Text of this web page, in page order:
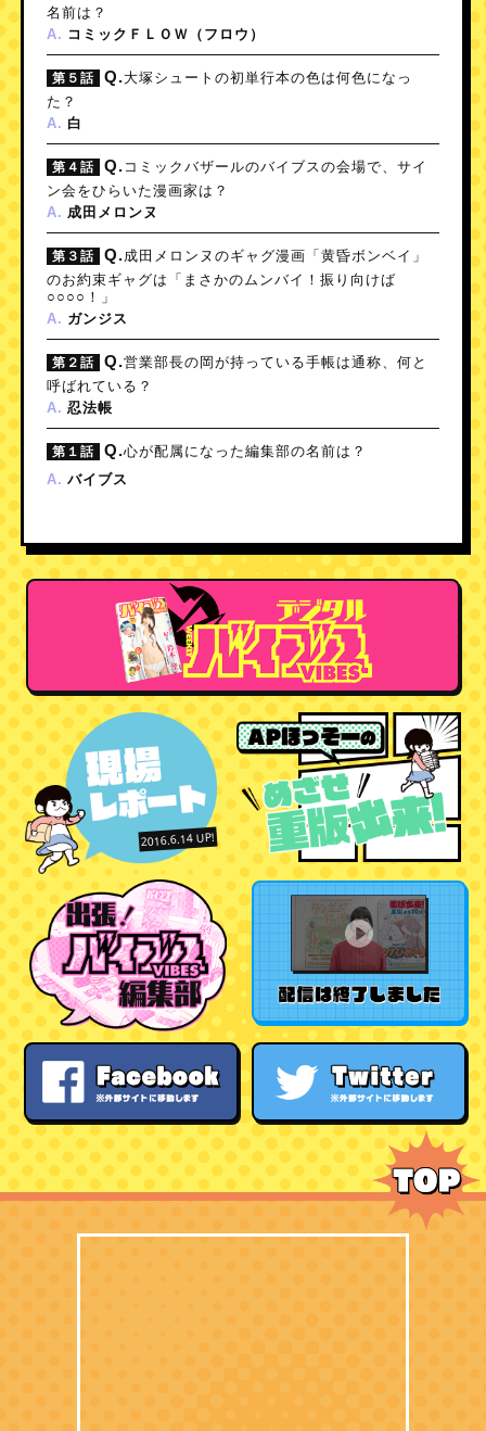
名前は？
A. コミックＦＬＯＷ（フロウ）
第５話 Q.大塚シュートの初単行本の色は何色になっ
た？
A. 白
第４話 Q.コミックバザールのバイブスの会場で、サイ
ン会をひらいた漫画家は？
A. 成田メロンヌ
第３話 Q.成田メロンヌのギャグ漫画「黄昏ボンベイ」
のお約束ギャグは「まさかのムンバイ！振り向けば
○○○○！」
A. ガンジス
第２話 Q.営業部長の岡が持っている手帳は通称、何と
呼ばれている？
A. 忍法帳
第１話 Q.心が配属になった編集部の名前は？
A. バイブス
2016.6.14 UP!